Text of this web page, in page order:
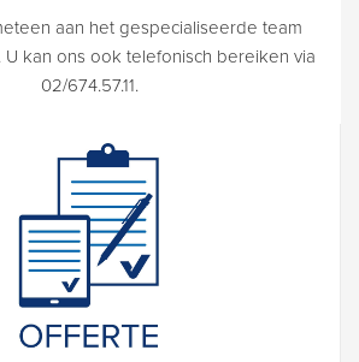
aan het gespecialiseerde team
U kan ons ook telefonisch bereiken via
02/674.57.11.